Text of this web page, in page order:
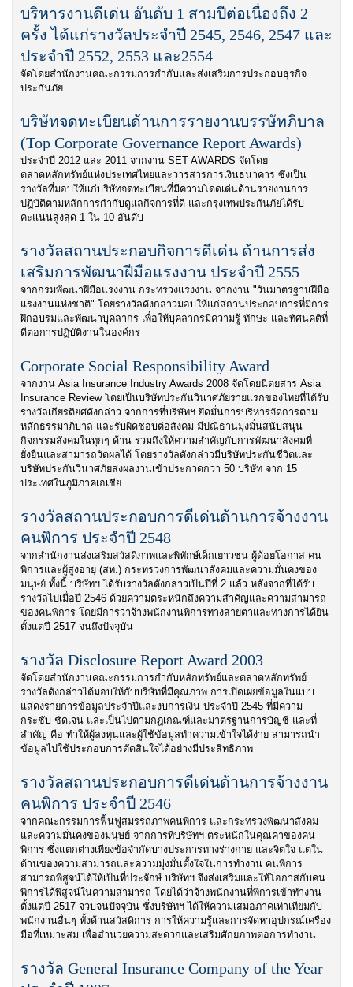
บริหารงานดีเด่น อันดับ 1 สามปีต่อเนื่องถึง 2
ครั้ง ได้แก่รางวัลประจำปี 2545, 2546, 2547 และ
ประจำปี 2552, 2553 และ2554
จัดโดยสำนักงานคณะกรรมการกำกับและส่งเสริมการประกอบธุรกิจ
ประกันภัย
บริษัทจดทะเบียนด้านการรายงานบรรษัทภิบาล
(Top Corporate Governance Report Awards)
ประจำปี 2012 และ 2011 จากงาน SET AWARDS จัดโดย
ตลาดหลักทรัพย์แห่งประเทศไทยและวารสารการเงินธนาคาร ซึ่งเป็น
รางวัลที่มอบให้แก่บริษัทจดทะเบียนที่มีความโดดเด่นด้านรายงานการ
ปฏิบัติตามหลักการกำกับดูแลกิจการที่ดี และกรุงเทพประกันภัยได้รับ
คะแนนสูงสุด 1 ใน 10 อันดับ
รางวัลสถานประกอบกิจการดีเด่น ด้านการส่ง
เสริมการพัฒนาฝีมือแรงงาน ประจำปี 2555
จากกรมพัฒนาฝีมือแรงงาน กระทรวงแรงงาน จากงาน "วันมาตรฐานฝีมือ
แรงงานแห่งชาติ" โดยรางวัลดังกล่าวมอบให้แก่สถานประกอบการที่มีการ
ฝึกอบรมและพัฒนาบุคลากร เพื่อให้บุคลากรมีความรู้ ทักษะ และทัศนคติที่
ดีต่อการปฏิบัติงานในองค์กร
Corporate Social Responsibility Award
จากงาน Asia Insurance Industry Awards 2008 จัดโดยนิตยสาร Asia
Insurance Review โดยเป็นบริษัทประกันวินาศภัยรายแรกของไทยที่ได้รับ
รางวัลเกียรติยศดังกล่าว จากการที่บริษัทฯ ยึดมั่นการบริหารจัดการตาม
หลักธรรมาภิบาล และรับผิดชอบต่อสังคม มีปณิธานมุ่งมั่นสนับสนุน
กิจกรรมสังคมในทุกๆ ด้าน รวมถึงให้ความสำคัญกับการพัฒนาสังคมที่
ยั่งยืนและสามารถวัดผลได้ โดยรางวัลดังกล่าวมีบริษัทประกันชีวิตและ
บริษัทประกันวินาศภัยส่งผลงานเข้าประกวดกว่า 50 บริษัท จาก 15
ประเทศในภูมิภาคเอเชีย
รางวัลสถานประกอบการดีเด่นด้านการจ้างงาน
คนพิการ ประจำปี 2548
จากสำนักงานส่งเสริมสวัสดิภาพและพิทักษ์เด็กเยาวชน ผู้ด้อยโอกาส คน
พิการและผู้สูงอายุ (สท.) กระทรวงการพัฒนาสังคมและความมั่นคงของ
มนุษย์ ทั้งนี้ บริษัทฯ ได้รับรางวัลดังกล่าวเป็นปีที่ 2 แล้ว หลังจากที่ได้รับ
รางวัลไปเมื่อปี 2546 ด้วยความตระหนักถึงความสำคัญและความสามารถ
ของคนพิการ โดยมีการว่าจ้างพนักงานพิการทางสายตาและทางการได้ยิน
ตั้งแต่ปี 2517 จนถึงปัจจุบัน
รางวัล Disclosure Report Award 2003
จัดโดยสำนักงานคณะกรรมการกำกับหลักทรัพย์และตลาดหลักทรัพย์
รางวัลดังกล่าวได้มอบให้กับบริษัทที่มีคุณภาพ การเปิดเผยข้อมูลในแบบ
แสดงรายการข้อมูลประจำปีและงบการเงิน ประจำปี 2545 ที่มีความ
กระชับ ชัดเจน และเป็นไปตามกฎเกณฑ์และมาตรฐานการบัญชี และที่
สำคัญ คือ ทำให้ผู้ลงทุนและผู้ใช้ข้อมูลทำความเข้าใจได้ง่าย สามารถนำ
ข้อมูลไปใช้ประกอบการตัดสินใจได้อย่างมีประสิทธิภาพ
รางวัลสถานประกอบการดีเด่นด้านการจ้างงาน
คนพิการ ประจำปี 2546
จากคณะกรรมการฟื้นฟูสมรรถภาพคนพิการ และกระทรวงพัฒนาสังคม
และความมั่นคงของมนุษย์ จากการที่บริษัทฯ ตระหนักในคุณค่าของคน
พิการ ซึ่งแตกต่างเพียงข้อจำกัดบางประการทางร่างกาย และจิตใจ แต่ใน
ด้านของความสามารถและความมุ่งมั่นตั้งใจในการทำงาน คนพิการ
สามารถพิสูจน์ได้ให้เป็นที่ประจักษ์ บริษัทฯ จึงส่งเสริมและให้โอกาสกับคน
พิการได้พิสูจน์ในความสามารถ โดยได้ว่าจ้างพนักงานที่พิการเข้าทำงาน
ตั้งแต่ปี 2517 จวบจนปัจจุบัน ซึ่งบริษัทฯ ได้ให้ความเสมอภาคเท่าเทียมกับ
พนักงานอื่นๆ ทั้งด้านสวัสดิการ การให้ความรู้และการจัดหาอุปกรณ์เครื่อง
มือที่เหมาะสม เพื่ออำนวยความสะดวกและเสริมศักยภาพต่อการทำงาน
รางวัล General Insurance Company of the Year